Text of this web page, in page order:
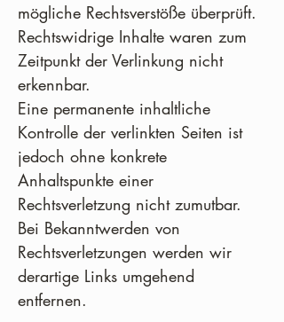
mögliche Rechtsverstöße überprüft.
Rechtswidrige Inhalte waren zum
Zeitpunkt der Verlinkung nicht
erkennbar.
Eine permanente inhaltliche
Kontrolle der verlinkten Seiten ist
jedoch ohne konkrete
Anhaltspunkte einer
Rechtsverletzung nicht zumutbar.
Bei Bekanntwerden von
Rechtsverletzungen werden wir
derartige Links umgehend
entfernen.